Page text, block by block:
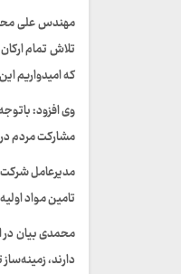
مهندس علی
تلاش تمام
که امیدواریم
وی افزود:
مشارکت مردم در
مديرعامل
تامین مواد
محمدی بیان در
دارند،